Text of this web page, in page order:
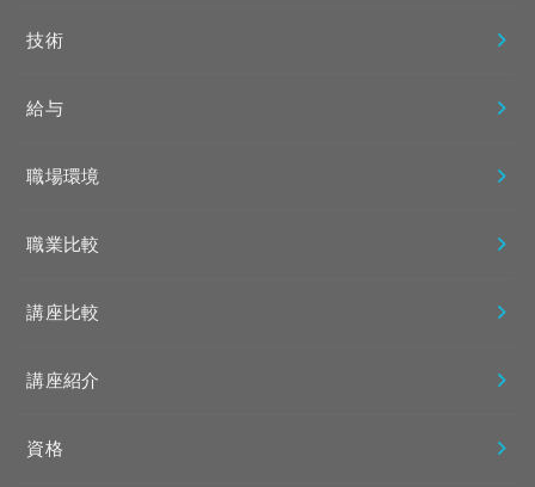
技術
給与
職場環境
職業比較
講座比較
講座紹介
資格